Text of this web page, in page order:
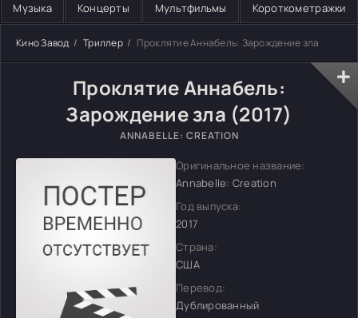
Музыка Концерты Мультфильмы Короткометражки
Кино Завод Триллер Проклятие Аннабель: Зарождение зла
Проклятие Аннабель:
Зарождение зла (2017)
ANNABELLE: CREATION
Оригинальное название:
Annabelle: Creation
Год выпуска:
2017
Страна:
США
Перевод:
Дублированный